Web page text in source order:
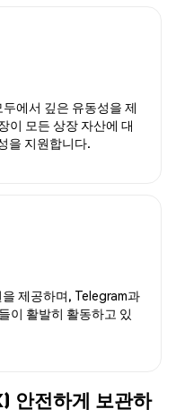
에서 깊은 유동성을 제
이 모든 상장 자산에 대
을 지원합니다.
제공하며, Telegram과
이 활발히 활동하고 있
안전하게 보관하